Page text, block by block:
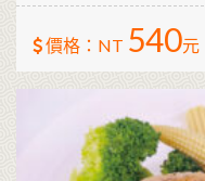
價格：NT 540元